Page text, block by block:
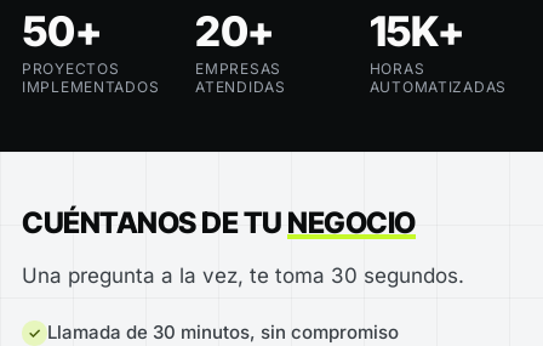
50+
PROYECTOS
IMPLEMENTADOS
20+
EMPRESAS
ATENDIDAS
15K+
HORAS
AUTOMATIZADAS
CUÉNTANOS DE TU NEGOCIO
Una pregunta a la vez, te toma 30 segundos.
Llamada de 30 minutos, sin compromiso